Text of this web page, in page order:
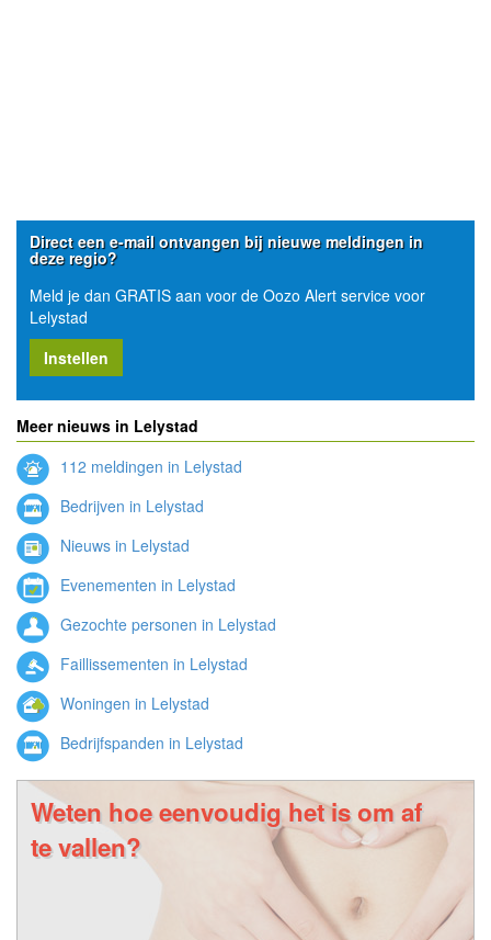
Direct een e-mail ontvangen bij nieuwe meldingen in
deze regio?
Meld je dan GRATIS aan voor de Oozo Alert service voor
Lelystad
Instellen
Meer nieuws in Lelystad
112 meldingen in Lelystad
Bedrijven in Lelystad
Nieuws in Lelystad
Evenementen in Lelystad
Gezochte personen in Lelystad
Faillissementen in Lelystad
Woningen in Lelystad
Bedrijfspanden in Lelystad
Weten hoe eenvoudig het is om af
te vallen?